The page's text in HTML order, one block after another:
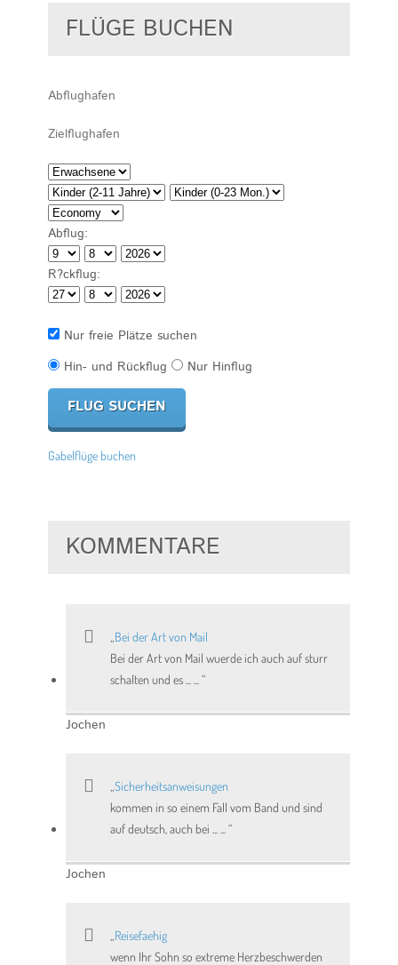
FLÜGE BUCHEN
Abflug:
R?ckflug:
Nur freie Plätze suchen
Hin- und Rückflug
Nur Hinflug
Gabelflüge buchen
KOMMENTARE
Bei der Art von Mail
Bei der Art von Mail wuerde ich auch auf sturr
schalten und es ... ...
Jochen
Sicherheitsanweisungen
kommen in so einem Fall vom Band und sind
auf deutsch, auch bei ... ...
Jochen
Reisefaehig
wenn Ihr Sohn so extreme Herzbeschwerden